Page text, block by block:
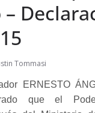
–
Tommasi
ERNESTO
que el